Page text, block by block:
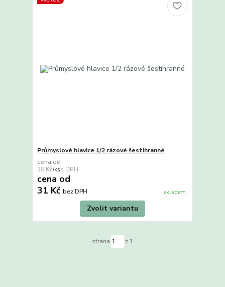
Průmyslové hlavice 1/2 rázové šestihranné
cena od
38 Kč/ks
cena od
31 Kč bez DPH skladem
Zvolit variantu
strana z 1